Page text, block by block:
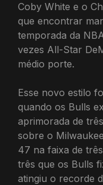
Coby White e o
que encontrar
temporada da
vezes All-Star
médio porte.
Esse novo estilo
quando os Bulls
aprimorada de
sobre o
47 na faixa de
três que os Bulls
atingiu o recorde